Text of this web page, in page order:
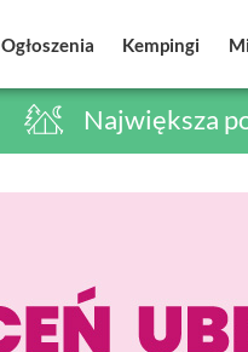
Ogłoszenia Kempingi
Największa
Ogłoszenia Kempingi